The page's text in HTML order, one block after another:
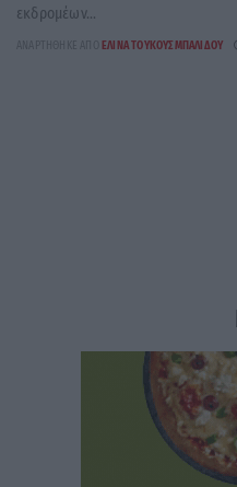
εκδρομέων...
ΑΝΑΡΤΉΘΗΚΕ ΑΠΌ ΕΛΊΝΑ ΤΟΥΚΟΥΣΜΠΑΛΊΔΟΥ